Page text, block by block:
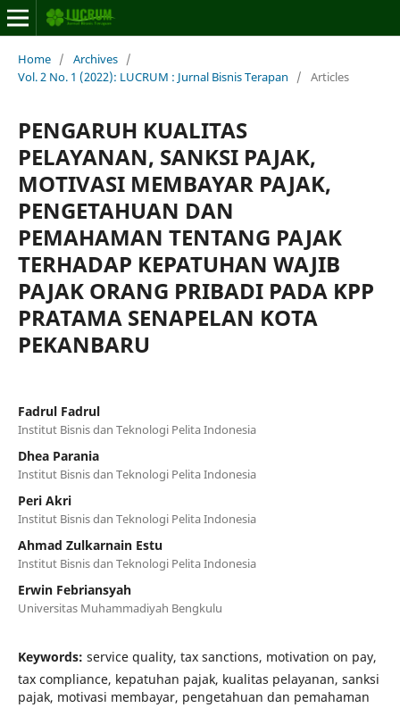
Home / Archives /
Vol. 2 No. 1 (2022): LUCRUM : Jurnal Bisnis Terapan
/ Articles
PENGARUH KUALITAS
PELAYANAN, SANKSI PAJAK,
MOTIVASI MEMBAYAR PAJAK,
PENGETAHUAN DAN
PEMAHAMAN TENTANG PAJAK
TERHADAP KEPATUHAN WAJIB
PAJAK ORANG PRIBADI PADA KPP
PRATAMA SENAPELAN KOTA
PEKANBARU
Fadrul Fadrul
Institut Bisnis dan Teknologi Pelita Indonesia
Dhea Parania
Institut Bisnis dan Teknologi Pelita Indonesia
Peri Akri
Institut Bisnis dan Teknologi Pelita Indonesia
Ahmad Zulkarnain Estu
Institut Bisnis dan Teknologi Pelita Indonesia
Erwin Febriansyah
Universitas Muhammadiyah Bengkulu
Keywords: service quality, tax sanctions, motivation on pay,
tax compliance, kepatuhan pajak, kualitas pelayanan, sanksi
pajak, motivasi membayar, pengetahuan dan pemahaman